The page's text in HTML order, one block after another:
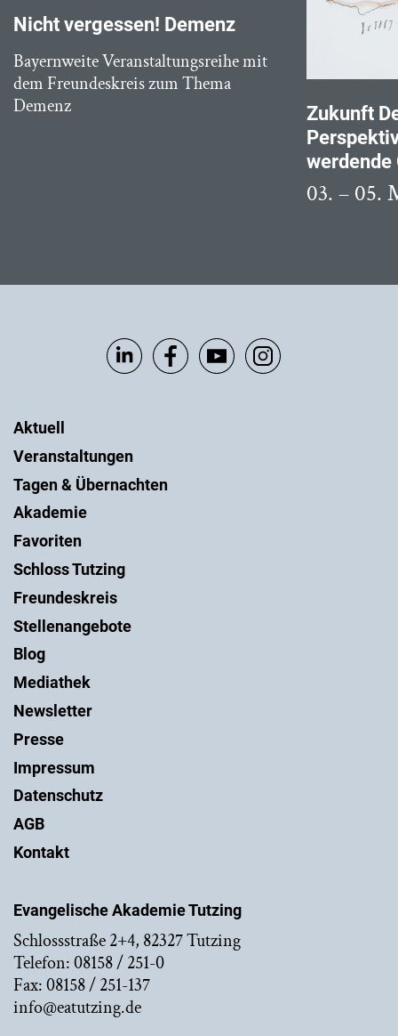
Nicht vergessen! Demenz
Bayernweite Veranstaltungsreihe mit
dem Freundeskreis zum Thema
Demenz
Zukunft
03. – 05.
Evangelische Akademie Tutzing
Schlossstraße 2+4, 82327 Tutzing
Telefon: 08158 / 251-0
Fax: 08158 / 251-137
info@eatutzing.de
Aktuell
Veranstaltungen
Tagen & Übernachten
Akademie
Favoriten
Schloss Tutzing
Freundeskreis
Stellenangebote
Blog
Mediathek
Newsletter
Presse
Impressum
Datenschutz
AGB
Kontakt